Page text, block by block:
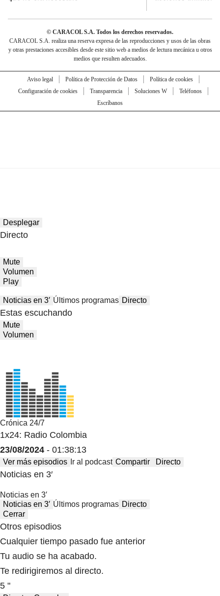
© CARACOL S.A. Todos los derechos reservados.
CARACOL S.A. realiza una reserva expresa de las reproducciones y usos de las obras
y otras prestaciones accesibles desde este sitio web a medios de lectura mecánica u otros
medios que resulten adecuados.
Aviso legal Política de Protección de Datos
Política de cookies
Configuración de cookies
Transparencia Soluciones W
Teléfonos
Escríbanos
Desplegar
Directo
Mute
Volumen
Play
Noticias en 3′ Últimos programas Directo
Estas escuchando
Mute
Volumen
Crónica 24/7
1x24: Radio Colombia
23/08/2024 - 01:38:13
Ver más episodios Ir al podcast Compartir Directo
Noticias en 3′
Noticias en 3′
Noticias en 3′ Últimos programas Directo
Cerrar
Otros episodios
Cualquier tiempo pasado fue anterior
Tu audio se ha acabado.
Te redirigiremos al directo.
5 "